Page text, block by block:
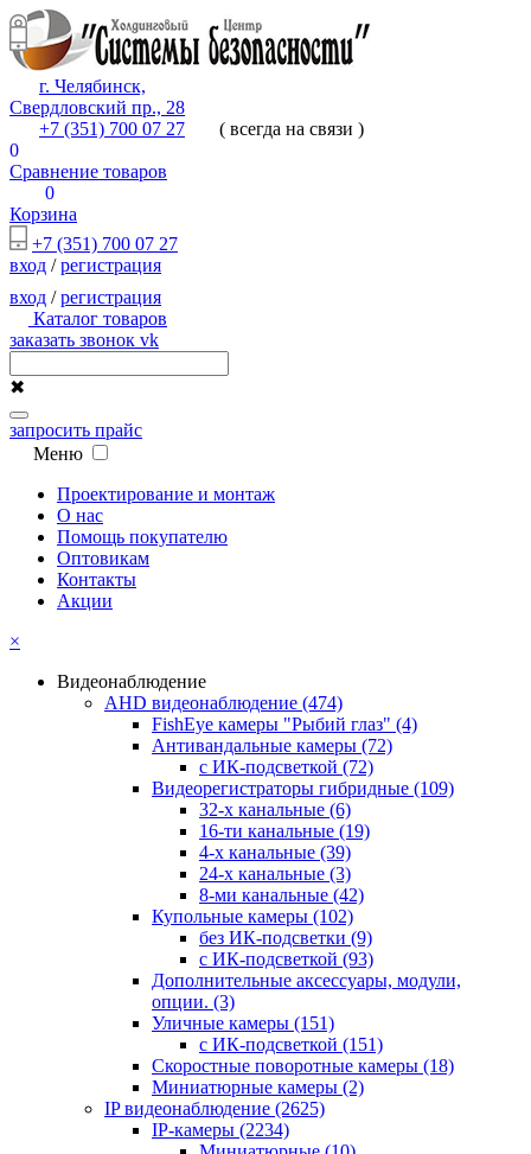
г. Челябинск,
Свердловский пр., 28
+7 (351) 700 07 27
( всегда на связи )
0
Сравнение товаров
0
Корзина
+7 (351) 700 07 27
вход /регистрация
вход /регистрация
Каталог товаров
заказать звонок vk
✖
запросить прайс
Меню
Проектирование и монтаж
О нас
Помощь покупателю
Оптовикам
Контакты
Акции
×
Видеонаблюдение
AHD видеонаблюдение (474)
FishEye камеры "Рыбий глаз" (4)
Антивандальные камеры (72)
с ИК-подсветкой (72)
Видеорегистраторы гибридные (109)
32-х канальные (6)
16-ти канальные (19)
4-х канальные (39)
24-х канальные (3)
8-ми канальные (42)
Купольные камеры (102)
без ИК-подсветки (9)
с ИК-подсветкой (93)
Дополнительные аксессуары, модули,
опции. (3)
Уличные камеры (151)
с ИК-подсветкой (151)
Скоростные поворотные камеры (18)
Миниатюрные камеры (2)
IP видеонаблюдение (2625)
IP-камеры (2234)